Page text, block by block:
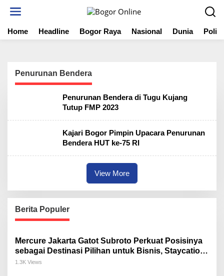
t
Home Headline Bogor Raya Nasional Dunia
Penurunan Bendera
Penurunan Bendera di Tugu Kujang
Tutup FMP 2023
Kajari Bogor Pimpin Upacara Penurunan
Bendera HUT ke-75 RI
View More
Berita Populer
Mercure Jakarta Gatot Subroto Perkuat Posisinya
sebagai Destinasi Pilihan untuk Bisnis, Staycation,
Meeting, dan Kuliner di Jakarta Selatan
1.3K Views